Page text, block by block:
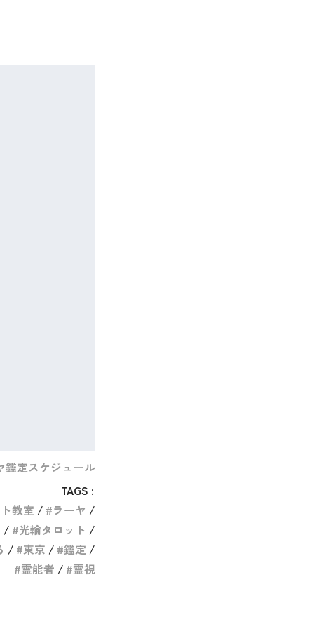
鑑定スケジュール
TAGS :
教室
ラーヤ
光輪タロット
東京
鑑定
霊能者
霊視